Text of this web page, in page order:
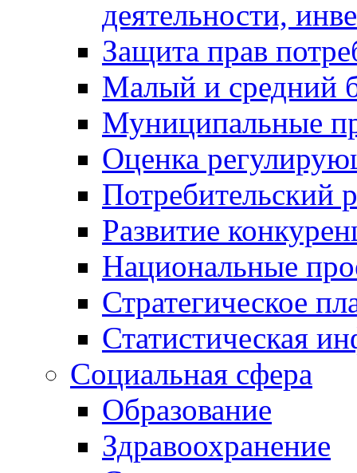
деятельности,
Защита прав
Малый и средний
Муниципальные
Оценка
Потребительский
Развитие
Национальные
Стратегическое
Статистическая
Социальная сфера
Образование
Здравоохранение